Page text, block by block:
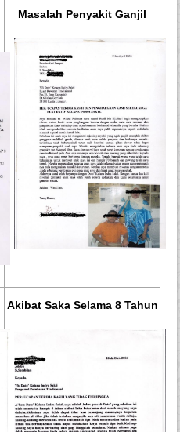
Masalah Penyakit Ganjil
Akibat Saka Selama 8 Tahun